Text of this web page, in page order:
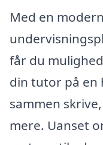
Med en
får du
din tutor på en
sammen
mere. Uanset